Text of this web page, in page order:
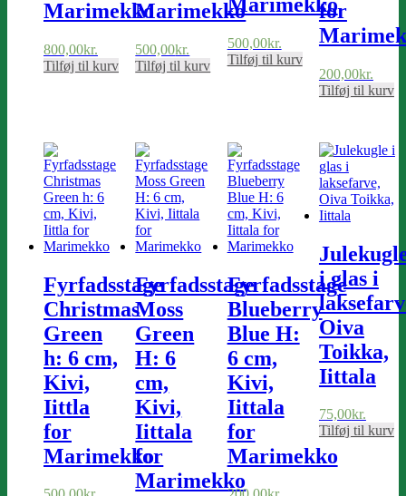
Marimekko
800,00kr.
Tilføj til kurv
Marimekko
500,00kr.
Tilføj til kurv
500,00kr.
Tilføj til kurv
for
200,00kr.
Tilføj til kurv
Fyrfadsstage
Christmas
Green
h: 6 cm,
Kivi,
Iittla
for
Marimekko
Fyrfadsstage
Moss
Green
H: 6
cm,
Kivi,
Iittala
for
Marimekko
Fyrfadsstage
Blueberry
Blue H:
6 cm,
Kivi,
Iittala
for
Marimekko
i glas i
Oiva
Toikka,
Iittala
75,00kr.
Tilføj til kurv